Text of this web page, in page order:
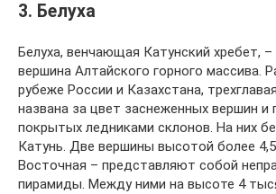
3. Белуха
Белуха, венчающая Катунский хребет,
вершина Алтайского горного массива.
рубеже России и Казахстана,
названа за цвет заснеженных вершин и
покрытых ледниками склонов. На них
Катунь. Две вершины высотой более
Восточная – представляют собой
пирамиды. Между ними на высоте 4